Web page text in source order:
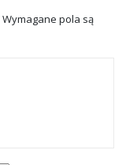
Wymagane pola są